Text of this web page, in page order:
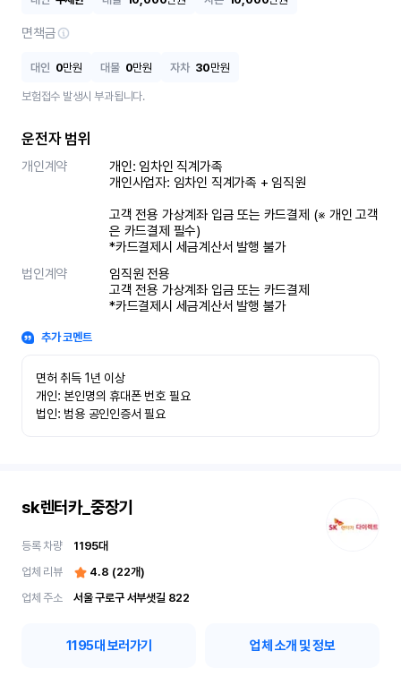
면책금
대인 0만원 대물 0만원 자차 30만원
보험접수 발생시 부과됩니다.
운전자 범위
개인계약
개인: 임차인 직계가족
개인사업자: 임차인 직계가족 + 임직원
고객 전용 가상계좌 입금 또는 카드결제 (※ 개인 고객
은 카드결제 필수)
*카드결제시 세금계산서 발행 불가
법인계약
임직원 전용
고객 전용 가상계좌 입금 또는 카드결제
*카드결제시 세금계산서 발행 불가
추가 코멘트
면허 취득 1년 이상
개인: 본인명의 휴대폰 번호 필요
법인: 범용 공인인증서 필요
sk렌터카_중장기
등록 차량 1195대
업체 리뷰
4.8 (22개)
업체 주소
서울 구로구 서부샛길 822
1195대 보러가기 업체 소개 및 정보